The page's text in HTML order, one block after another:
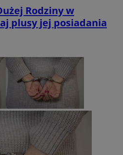
Rodziny w
plusy jej posiadania